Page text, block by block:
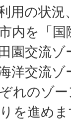
用の状
内を「
園交流
洋交流
れのゾ
を進めま